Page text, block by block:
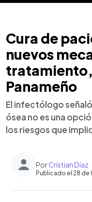
Cura de
nuevos
Panameño
El infectólogo
ósea no es una
los riesgos que
PorCristian Díaz
Publicado el 28 de